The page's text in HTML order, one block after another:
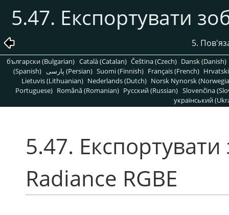
5.47. Експортувати
5.
български (Bulgarian) Català (Catalan) Čeština (Czech) Dansk (Danish)
(Spanish)
پارسی (Persian) Suomi (Finnish) Français (French)
Lietuvis (Lithuanian) Nederlands (Dutch) Norsk Nynorsk
Portuguese) Română (Romanian) Pусский (Russian) Slovenčina
український
5.47.
Radiance RGBE